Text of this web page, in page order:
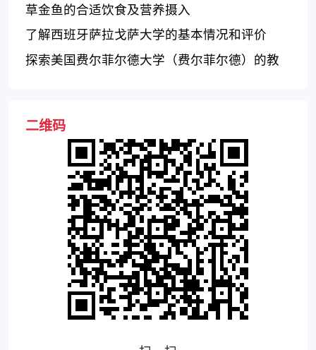
草金鱼的合适饮食及营养摄入
了解西班牙萨拉戈萨大学的基本情况和评价
探索美国费尔菲尔德大学（费尔菲尔德）的教
二维码